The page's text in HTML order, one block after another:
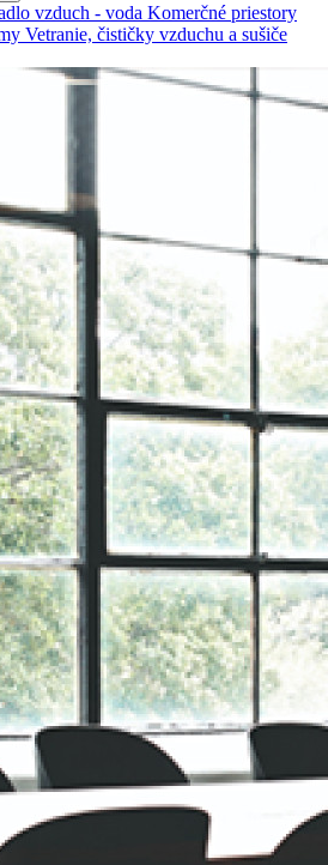
vzduch - voda Komerčné priestory
Vetranie, čističky vzduchu a sušiče